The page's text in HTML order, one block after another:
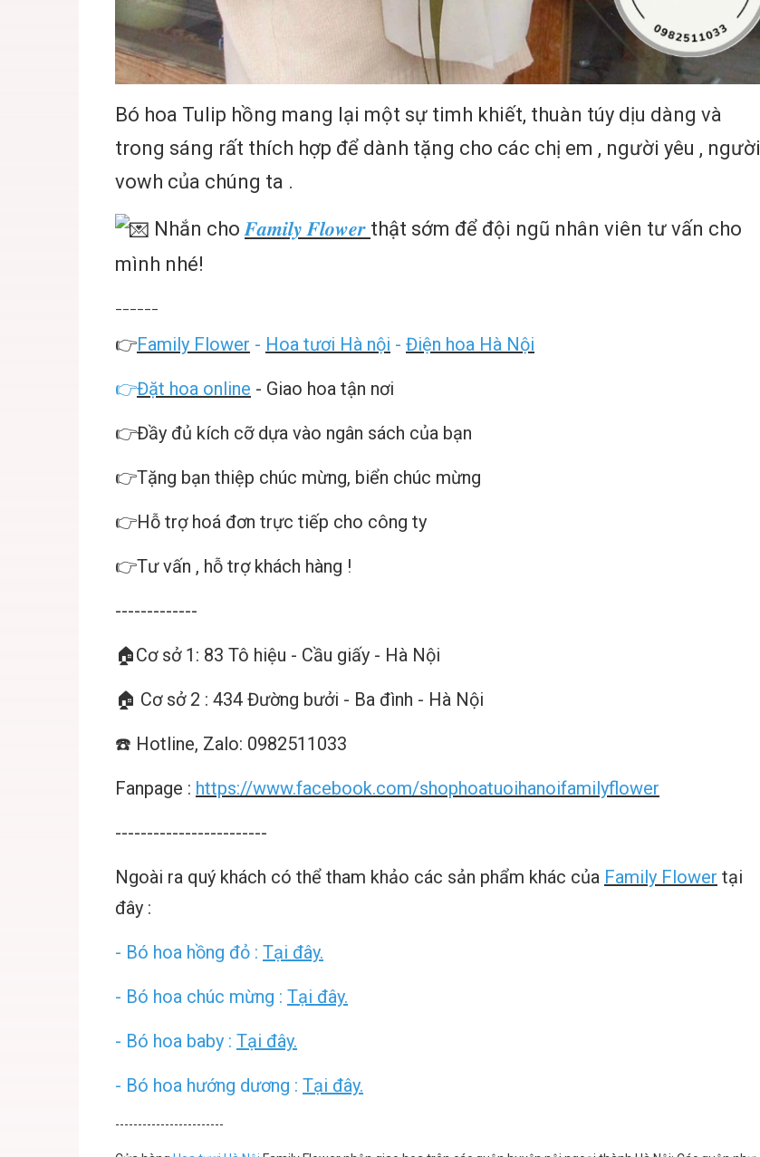
Bó hoa Tulip hồng mang lại một sự timh khiết, thuàn túy dịu dàng và
trong sáng rất thích hợp để dành tặng cho các chị em , người yêu , người
vowh của chúng ta .
Nhắn cho𝑭𝒂𝒎𝒊𝒍𝒚 𝑭𝒍𝒐𝒘𝒆𝒓 thật sớm để đội ngũ nhân viên tư vấn cho
mình nhé!
👉Family Flower - Hoa tươi Hà nội - Điện hoa Hà Nội
👉Đặt hoa online - Giao hoa tận nơi
👉Đầy đủ kích cỡ dựa vào ngân sách của bạn
👉Tặng bạn thiệp chúc mừng, biển chúc mừng
👉Hỗ trợ hoá đơn trực tiếp cho công ty
👉Tư vấn , hỗ trợ khách hàng !
-------------
🏠Cơ sở 1: 83 Tô hiệu - Cầu giấy - Hà Nội
🏠 Cơ sở 2 : 434 Đường bưởi - Ba đình - Hà Nội
☎️ Hotline, Zalo: 0982511033
Fanpage : https://www.facebook.com/shophoatuoihanoifamilyflower
------------------------
Ngoài ra quý khách có thể tham khảo các sản phẩm khác của Family Flower tại
đây :
- Bó hoa hồng đỏ : Tại đây.
- Bó hoa chúc mừng : Tại đây.
- Bó hoa baby : Tại đây.
- Bó hoa hướng dương : Tại đây.
------------------------